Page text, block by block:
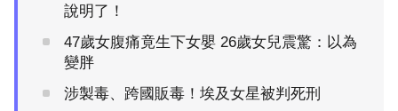
說明了！
47歲女腹痛竟生下女嬰 26歲女兒震驚：以為
變胖
涉製毒、跨國販毒！埃及女星被判死刑